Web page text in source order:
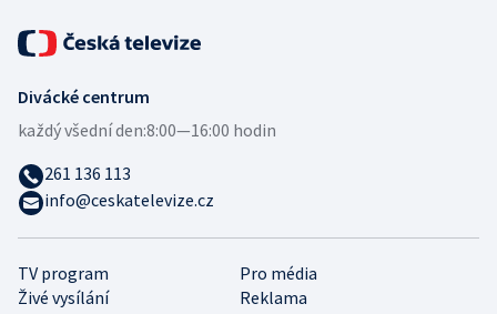
TV program
Pro média
Živé vysílání
Reklama
Divácké centrum
každý všední den:8:00—16:00 hodin
261 136 113
info@ceskatelevize.cz